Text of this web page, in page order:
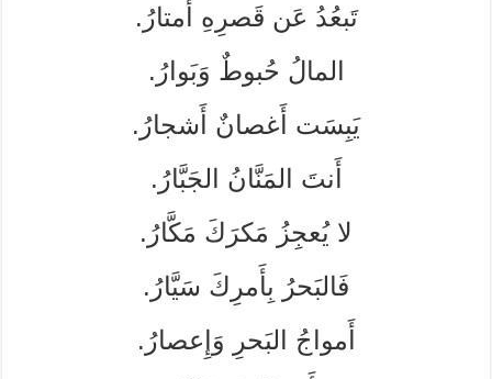
تَبعُدُ عَن قَصرِهِ أَمتارُ.
المالُ حُبوطٌ وَبَوارُ.
يَبِسَت أَغصانٌ أَشجارُ.
أَنتَ المَنَّانُ الجَبَّارُ.
لا يُعجِزُ مَكرَكَ مَكَّارُ.
فَالبَحرُ بِأَمرِكَ سَيَّارُ.
أَمواجُ البَحرِ وَإِعصارُ.